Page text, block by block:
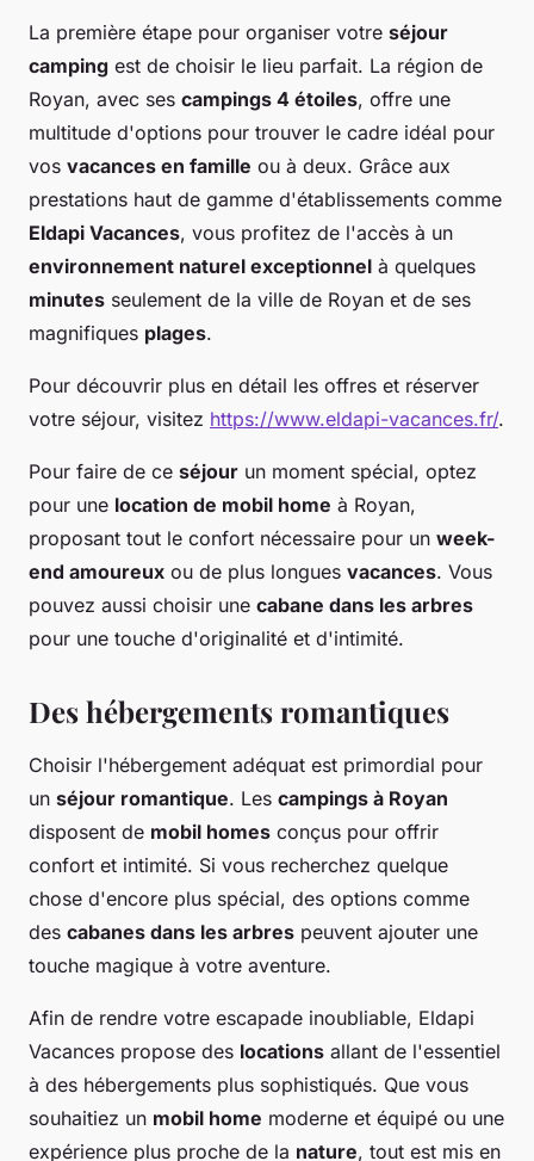
La première étape pour organiser votre séjour
camping est de choisir le lieu parfait. La région de
Royan, avec ses campings 4 étoiles, offre une
multitude d'options pour trouver le cadre idéal pour
vos vacances en famille ou à deux. Grâce aux
prestations haut de gamme d'établissements comme
Eldapi Vacances, vous profitez de l'accès à un
environnement naturel exceptionnel à quelques
minutes seulement de la ville de Royan et de ses
magnifiques plages.
Pour découvrir plus en détail les offres et réserver
votre séjour, visitez https://www.eldapi-vacances.fr/.
Pour faire de ce séjour un moment spécial, optez
pour une location de mobil home à Royan,
proposant tout le confort nécessaire pour un week-
end amoureux ou de plus longues vacances. Vous
pouvez aussi choisir une cabane dans les arbres
pour une touche d'originalité et d'intimité.
Des hébergements romantiques
Choisir l'hébergement adéquat est primordial pour
un séjour romantique. Les campings à Royan
disposent de mobil homes conçus pour offrir
confort et intimité. Si vous recherchez quelque
chose d'encore plus spécial, des options comme
des cabanes dans les arbres peuvent ajouter une
touche magique à votre aventure.
Afin de rendre votre escapade inoubliable, Eldapi
Vacances propose des locations allant de l'essentiel
à des hébergements plus sophistiqués. Que vous
souhaitiez un mobil home moderne et équipé ou une
expérience plus proche de la nature, tout est mis en